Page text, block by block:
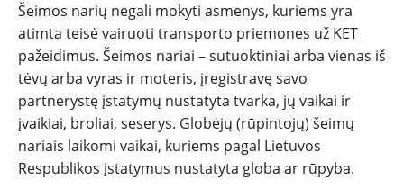
Šeimos narių negali mokyti asmenys, kuriems yra
atimta teisė vairuoti transporto priemones už KET
pažeidimus. Šeimos nariai – sutuoktiniai arba vienas iš
tėvų arba vyras ir moteris, įregistravę savo
partnerystę įstatymų nustatyta tvarka, jų vaikai ir
įvaikiai, broliai, seserys. Globėjų (rūpintojų) šeimų
nariais laikomi vaikai, kuriems pagal Lietuvos
Respublikos įstatymus nustatyta globa ar rūpyba.